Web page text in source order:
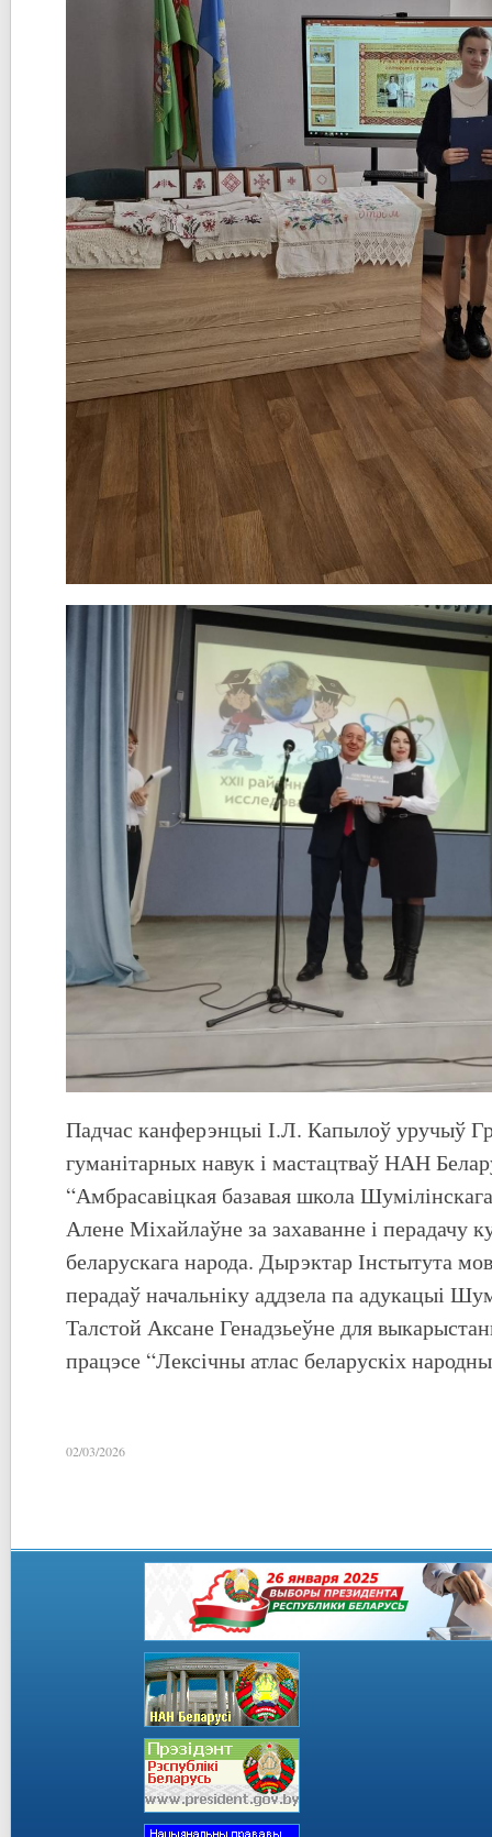
Падчас канферэнцыі І.Л. Капылоў уручыў
гуманітарных навук і мастацтваў НАН
“Амбрасавіцкая базавая школа
Алене Міхайлаўне за захаванне і перадачу
беларускага народа. Дырэктар Інстытута
перадаў начальніку аддзела па адукацыі
Талстой Аксане Генадзьеўне для
працэсе “Лексічны атлас беларускіх
02/03/2026